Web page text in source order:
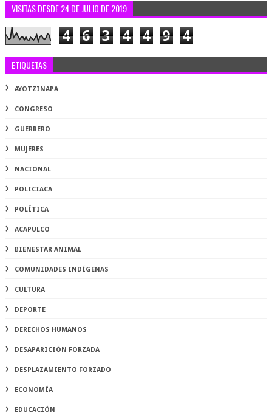
VISITAS DESDE 24 DE JULIO DE 2019
4 6 3 4 4 9 4
ETIQUETAS
AYOTZINAPA
CONGRESO
GUERRERO
MUJERES
NACIONAL
POLICIACA
POLÍTICA
ACAPULCO
BIENESTAR ANIMAL
COMUNIDADES INDÍGENAS
CULTURA
DEPORTE
DERECHOS HUMANOS
DESAPARICIÓN FORZADA
DESPLAZAMIENTO FORZADO
ECONOMÍA
EDUCACIÓN